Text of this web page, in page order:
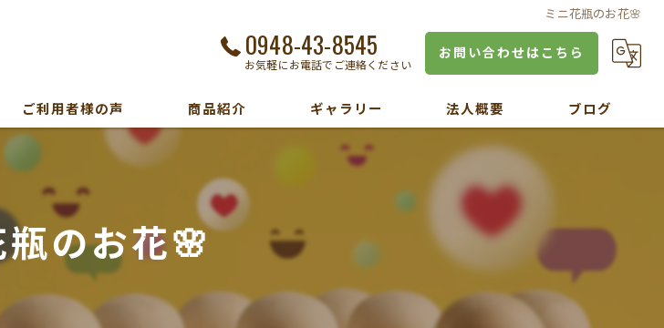
ミニ花瓶のお花🌸
0948-43-8545
お気軽にお電話でご連絡ください
お問い合わせはこちら
ご利用者様の声 商品紹介 ギャラリー 法人概要 ブログ
のお花🌸